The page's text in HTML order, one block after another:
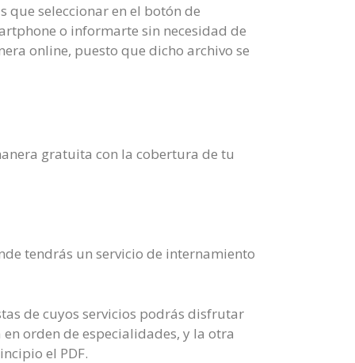
que seleccionar en el botón de
o informarte sin necesidad de
online, puesto que dicho archivo se
gratuita con la cobertura de tu
tendrás un servicio de internamiento
de cuyos servicios podrás disfrutar
orden de especialidades, y la otra
el PDF.